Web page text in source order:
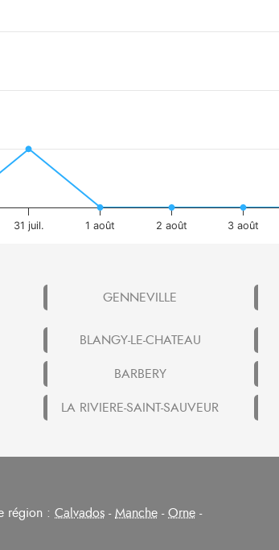
31 juil. 1 août 2 août 3 août
GENNEVILLE
BLANGY-LE-CHATEAU
BARBERY
LA RIVIERE-SAINT-SAUVEUR
région : Calvados -Manche -Orne -